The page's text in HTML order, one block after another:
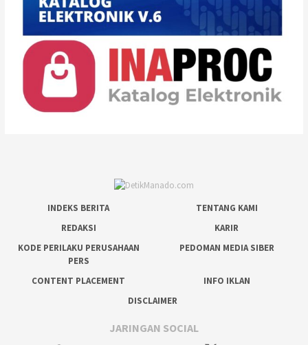
INDEKS BERITA
TENTANG KAMI
REDAKSI
KARIR
KODE PERILAKU PERUSAHAAN
PERS
PEDOMAN MEDIA SIBER
CONTENT PLACEMENT
INFO IKLAN
DISCLAIMER
JARINGAN SOCIAL